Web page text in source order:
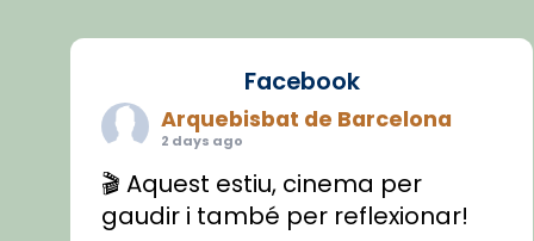
Facebook
Arquebisbat de Barcelona
2 days ago
🎬 Aquest estiu, cinema per
gaudir i també per reflexionar!